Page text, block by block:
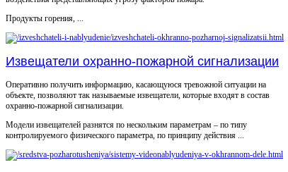
Продукты горения, ...
Извещатели охранно-пожарной сигнализации
Оперативно получить информацию, касающуюся тревожной ситуации на
объекте, позволяют так называемые извещатели, которые входят в состав
охранно-пожарной сигнализации.
Модели извещателей разнятся по нескольким параметрам – по типу
контролируемого физического параметра, по принципу действия ...